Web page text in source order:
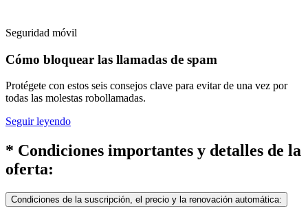
Seguridad móvil
Cómo bloquear las llamadas de spam
Protégete con estos seis consejos clave para evitar de una vez por
todas las molestas robollamadas.
Seguir leyendo
* Condiciones importantes y detalles de la
oferta:
Condiciones de la suscripción, el precio y la renovación automática: